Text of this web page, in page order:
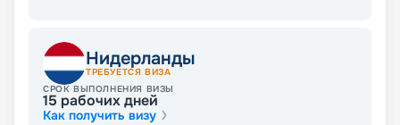
Нидерланды
ТРЕБУЕТСЯ ВИЗА
СРОК ВЫПОЛНЕНИЯ ВИЗЫ
15 рабочих дней
Как получить визу